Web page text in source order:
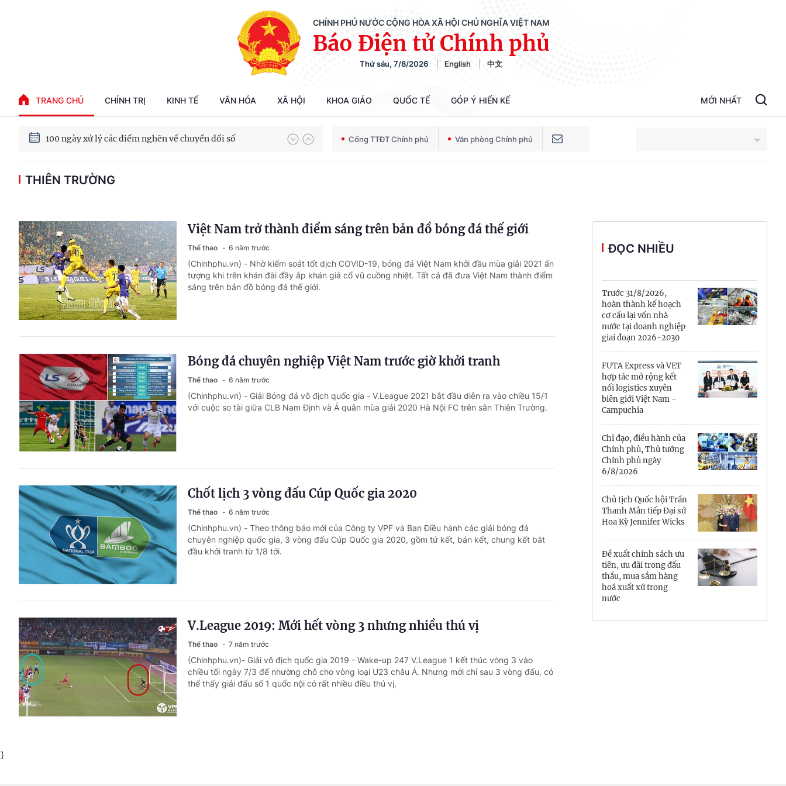
CHÍNH PHỦ NƯỚC CỘNG HÒA XÃ HỘI CHỦ NGHĨA VIỆT NAM
Báo Điện tử Chính phủ
Thứ sáu, 7/8/2026 English 中文
TRANG CHỦ CHÍNH TRỊ KINH TẾ VĂN HÓA XÃ HỘI KHOA GIÁO QUỐC TẾ GÓP Ý HIẾN KẾ MỚI NHẤT
Chiến dịch 500 ngày đêm tìm kiếm, quy tập và xác định danh tính hài cốt liệt sĩ
100 ngày xử lý các điểm nghẽn về chuyển đổi số
Phát triển nhà ở cho thuê - Trụ cột chiến lược, lâu dài
Chiến dịch 500 ngày đêm tìm kiếm, quy tập và xác định danh tính hài cốt liệt sĩ
Cổng TTĐT Chính phủ Văn phòng Chính phủ
Cần Thơ
Điện Biên
Đà Nẵng
Đắk Lắk
Đồng Nai
Gia Lai
Hà Nội
Hồ Chí Minh
Hà Tĩnh
Hưng Yên
Hải Phòng
Khánh Hòa
THIÊN TRƯỜNG
Việt Nam trở thành điểm sáng trên bản đồ bóng đá thế giới
Thể thao 6 năm trước
(Chinhphu.vn) - Nhờ kiểm soát tốt dịch COVID-19, bóng đá Việt Nam khởi đầu mùa giải 2021 ấn
tượng khi trên khán đài đầy ắp khán giả cổ vũ cuồng nhiệt. Tất cả đã đưa Việt Nam thành điểm
sáng trên bản đồ bóng đá thế giới.
Bóng đá chuyên nghiệp Việt Nam trước giờ khởi tranh
Thể thao 6 năm trước
(Chinhphu.vn) - Giải Bóng đá vô địch quốc gia - V.League 2021 bắt đầu diễn ra vào chiều 15/1
với cuộc so tài giữa CLB Nam Định và Á quân mùa giải 2020 Hà Nội FC trên sân Thiên Trường.
Chốt lịch 3 vòng đấu Cúp Quốc gia 2020
Thể thao 6 năm trước
(Chinhphu.vn) - Theo thông báo mới của Công ty VPF và Ban Điều hành các giải bóng đá
chuyên nghiệp quốc gia, 3 vòng đấu Cúp Quốc gia 2020, gồm tứ kết, bán kết, chung kết bắt
đầu khởi tranh từ 1/8 tới.
V.League 2019: Mới hết vòng 3 nhưng nhiều thú vị
Thể thao 7 năm trước
(Chinhphu.vn)- Giải vô địch quốc gia 2019 - Wake-up 247 V.League 1 kết thúc vòng 3 vào
chiều tối ngày 7/3 để nhường chỗ cho vòng loại U23 châu Á. Nhưng mới chỉ sau 3 vòng đấu, có
thể thấy giải đấu số 1 quốc nội có rất nhiều điều thú vị.
ĐỌC NHIỀU
Trước 31/8/2026,
hoàn thành kế hoạch
cơ cấu lại vốn nhà
nước tại doanh nghiệp
giai đoạn 2026-2030
FUTA Express và VET
hợp tác mở rộng kết
nối logistics xuyên
biên giới Việt Nam -
Campuchia
Chỉ đạo, điều hành của
Chính phủ, Thủ tướng
Chính phủ ngày
6/8/2026
Chủ tịch Quốc hội Trần
Thanh Mẫn tiếp Đại sứ
Hoa Kỳ Jennifer Wicks
Đề xuất chính sách ưu
tiên, ưu đãi trong đấu
thầu, mua sắm hàng
hoá xuất xứ trong
nước
}